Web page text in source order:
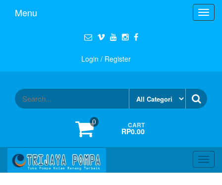
Menu
Login / Register
0 CART
RP0.00